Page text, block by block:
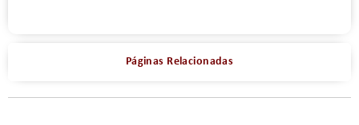
Páginas Relacionadas